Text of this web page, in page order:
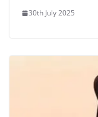
30th July 2025